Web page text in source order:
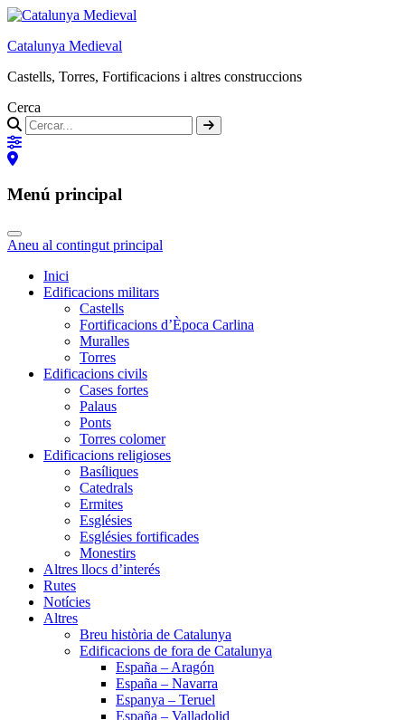
Catalunya Medieval
Castells, Torres, Fortificacions i altres construccions
Cerca
Menú principal
Aneu al contingut principal
Inici
Edificacions militars
Castells
Fortificacions d’Època Carlina
Muralles
Torres
Edificacions civils
Cases fortes
Palaus
Ponts
Torres colomer
Edificacions religioses
Basíliques
Catedrals
Ermites
Esglésies
Esglésies fortificades
Monestirs
Altres llocs d’interés
Rutes
Notícies
Altres
Breu història de Catalunya
Edificacions de fora de Catalunya
España – Aragón
España – Navarra
Espanya – Teruel
España – Valladolid